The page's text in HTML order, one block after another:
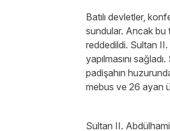
Batılı devletler,
sundular. Ancak bu
reddedildi. Sultan
yapılmasını
padişahın
mebus ve 26 ayan
Sultan II.